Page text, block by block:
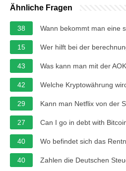
Ähnliche Fragen
38 Wann bekommt man eine
15 Wer hilft bei der
43 Was kann man mit der
42 Welche Kryptowährung
29 Kann man Netflix von der
27 Can I go in debt with
40 Wo befindet sich das
40 Zahlen die Deutschen